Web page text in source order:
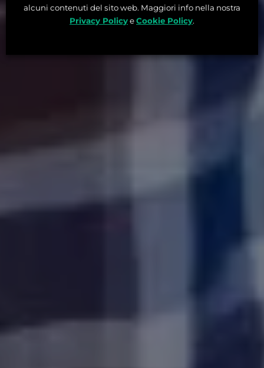
alcuni contenuti del sito web. Maggiori info nella nostra
Privacy PolicyeCookie Policy.